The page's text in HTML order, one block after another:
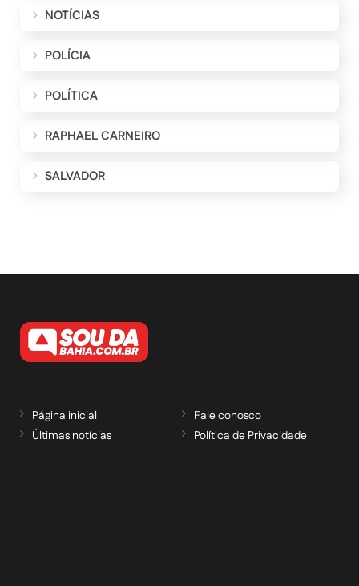
NOTÍCIAS
POLÍCIA
POLÍTICA
RAPHAEL CARNEIRO
SALVADOR
Página inicial
Últimas notícias
Fale conosco
Política de Privacidade